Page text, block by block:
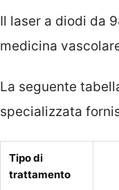
Il laser a diodi da
medicina
La seguente
specializzata
Tipo di
trattamento